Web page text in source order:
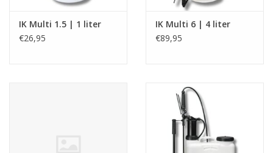
IK Multi 1.5 | 1 liter
€26,95
IK Multi 6 | 4 liter
€89,95